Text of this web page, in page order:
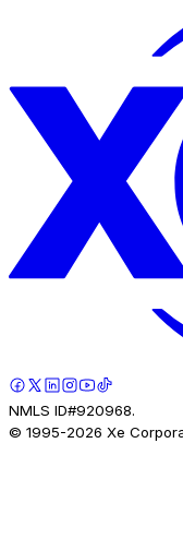
NMLS ID#920968.
© 1995-2026 Xe